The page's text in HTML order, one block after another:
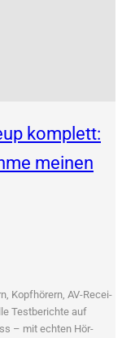
komplett:
meinen
Kopf­hö­rern, AV-Recei­
Test­be­rich­te auf
– mit ech­ten Hör­